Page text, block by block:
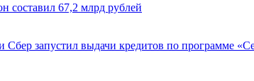
составил 67,2 млрд рублей
Сбер запустил выдачи кредитов по программе